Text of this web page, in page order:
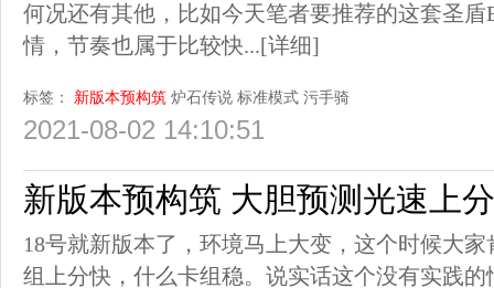
何况还有其他，比如今天笔者要推荐的这套圣
情，节奏也属于比较快...[详细]
标签： 新版本预构筑 炉石传说 标准模式 污手骑
2021-08-02 14:10:51
新版本预构筑 大胆预测光速上
18号就新版本了，环境马上大变，这个时候大
组上分快，什么卡组稳。说实话这个没有实践